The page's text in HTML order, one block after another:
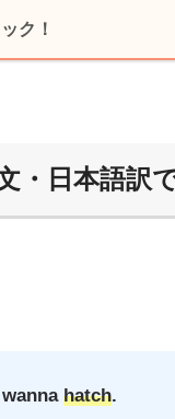
ク！
・日本語訳
hatch.